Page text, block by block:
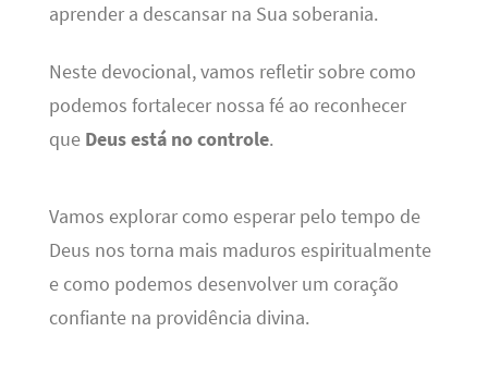
aprender a descansar na Sua soberania.
Neste devocional, vamos refletir sobre como
podemos fortalecer nossa fé ao reconhecer
que Deus está no controle.
Vamos explorar como esperar pelo tempo de
Deus nos torna mais maduros espiritualmente
e como podemos desenvolver um coração
confiante na providência divina.